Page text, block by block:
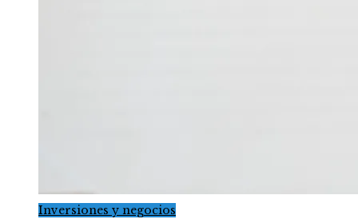
Inversiones y negocios